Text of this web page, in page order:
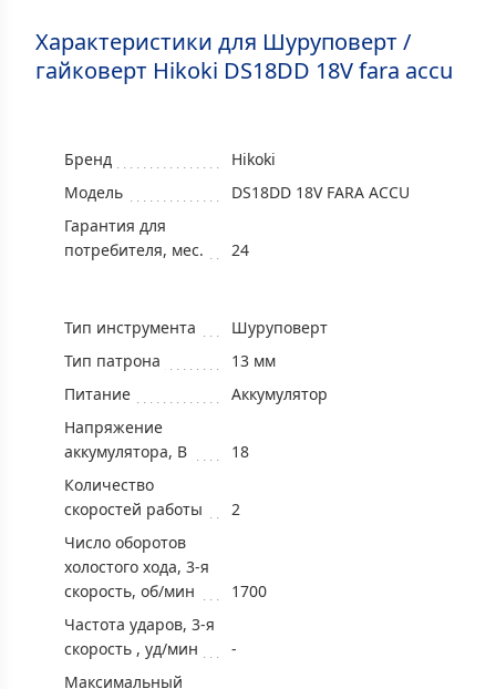
Характеристики для Шуруповерт /
гайковерт Hikoki DS18DD 18V fara accu
Бренд
Hikoki
Модель
DS18DD 18V FARA ACCU
Гарантия для
потребителя, мес.
24
Тип инструмента
Шуруповерт
Тип патрона
13 мм
Питание
Aккумулятор
Напряжение
аккумулятора, В
18
Количество
скоростей работы
2
Число оборотов
холостого хода, 3-я
скорость, об/мин
1700
Частота ударов, 3-я
скорость , уд/мин
-
Максимальный